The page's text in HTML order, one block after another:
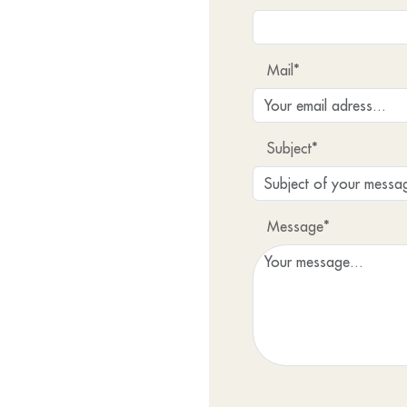
Mail*
Subject*
Message*